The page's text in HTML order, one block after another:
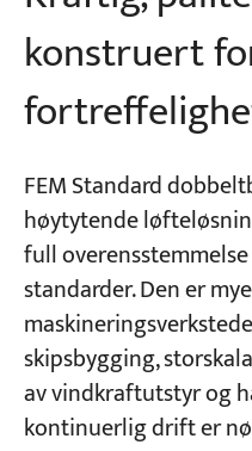
konstruert
FEM Standard
høytytende
full
standarder. Den er
skipsbygging,
av vindkraftutstyr og
kontinuerlig drift er